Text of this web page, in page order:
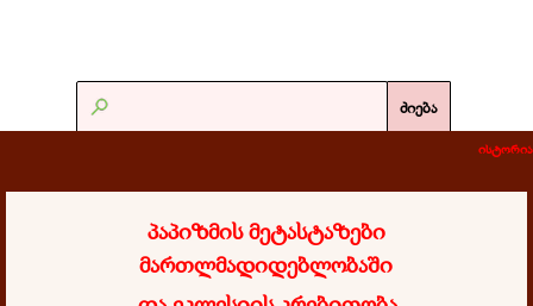
ძიება
ისტორია
პაპიზმის მეტასტაზები
მართლმადიდებლობაში